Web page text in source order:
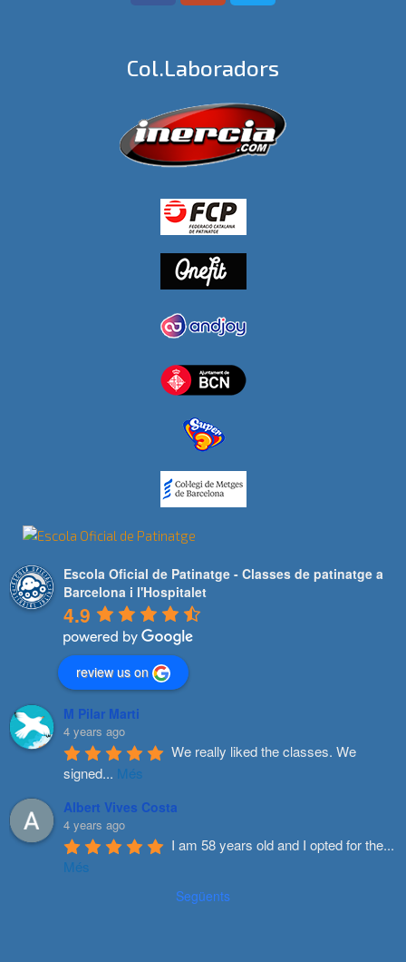
Col.laboradors
Escola Oficial de Patinatge - Classes de patinatge a
Barcelona i l'Hospitalet
4.9
review us on
M Pilar Marti
4 years ago
We really liked the classes. We
signed... Més
Albert Vives Costa
4 years ago
I am 58 years old and I opted for the...
Més
Següents